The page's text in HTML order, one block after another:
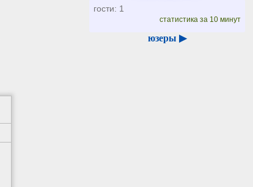
гости: 1
статистика за 10 минут
юзеры ▶